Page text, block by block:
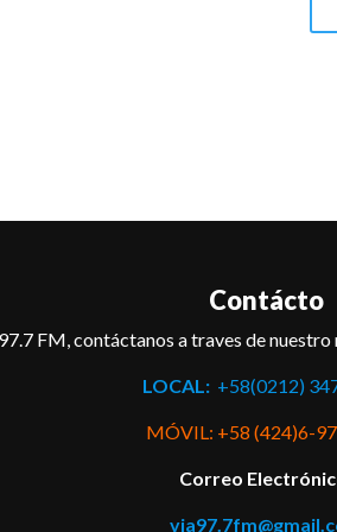
Contácto
FM, contáctanos a traves de
LOCAL:+58(0212)
MÓVIL: +58 (424)6-
Correo